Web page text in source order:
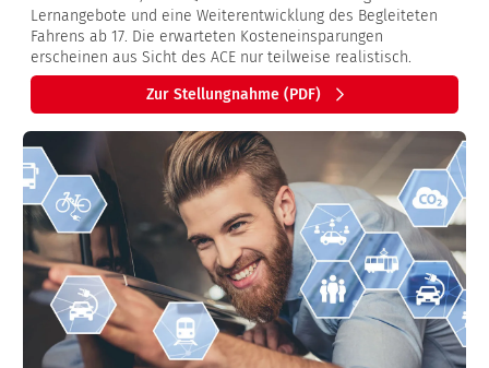
Lernangebote und eine Weiterentwicklung des Begleiteten
Fahrens ab 17. Die erwarteten Kosteneinsparungen
erscheinen aus Sicht des ACE nur teilweise realistisch.
Zur Stellungnahme (PDF)